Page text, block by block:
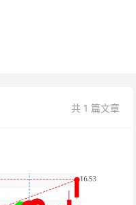
共 1 篇文章